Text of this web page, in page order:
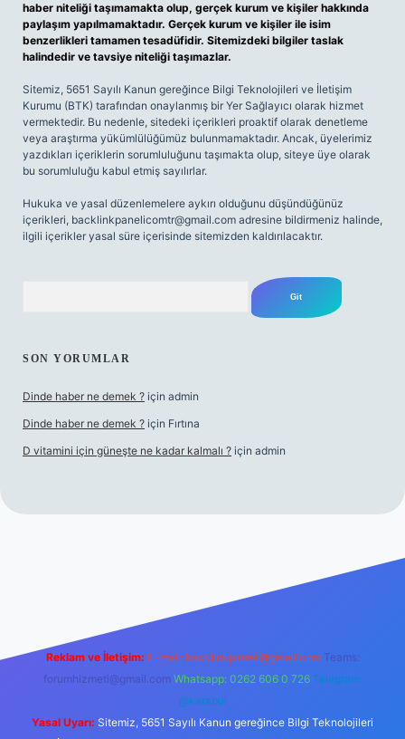
haber niteliği taşımamakta olup, gerçek kurum ve kişiler hakkında
paylaşım yapılmamaktadır. Gerçek kurum ve kişiler ile isim
benzerlikleri tamamen tesadüfidir. Sitemizdeki bilgiler taslak
halindedir ve tavsiye niteliği taşımazlar.
Sitemiz, 5651 Sayılı Kanun gereğince Bilgi Teknolojileri ve İletişim
Kurumu (BTK) tarafından onaylanmış bir Yer Sağlayıcı olarak hizmet
vermektedir. Bu nedenle, sitedeki içerikleri proaktif olarak denetleme
veya araştırma yükümlülüğümüz bulunmamaktadır. Ancak, üyelerimiz
yazdıkları içeriklerin sorumluluğunu taşımakta olup, siteye üye olarak
bu sorumluluğu kabul etmiş sayılırlar.
Hukuka ve yasal düzenlemelere aykırı olduğunu düşündüğünüz
içerikleri, backlinkpanelicomtr@gmail.com adresine bildirmeniz halinde,
ilgili içerikler yasal süre içerisinde sitemizden kaldırılacaktır.
SON YORUMLAR
Dinde haber ne demek ? için admin
Dinde haber ne demek ? için Fırtına
D vitamini için güneşte ne kadar kalmalı ? için admin
Reklam ve İletişim: E-mail: backlinkpaneli@gmail.com Teams:
forumhizmeti@gmail.com Whatsapp: 0262 606 0 726 Telegram:
@karabul
Yasal Uyarı: Sitemiz, 5651 Sayılı Kanun gereğince Bilgi Teknolojileri